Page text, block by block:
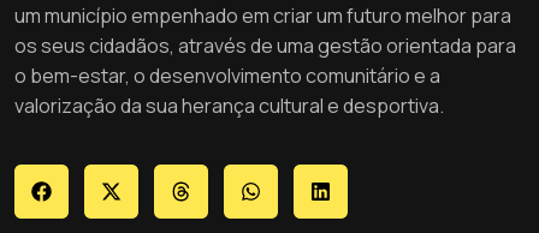
um município empenhado em criar um futuro melhor para
os seus cidadãos, através de uma gestão orientada para
o bem-estar, o desenvolvimento comunitário e a
valorização da sua herança cultural e desportiva.